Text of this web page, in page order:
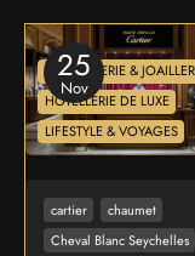
25
Nov
HORLOGERIE &
HÔTELLERIE DE LUXE
LIFESTYLE & VOYAGES
cartier
chaumet
Cheval Blanc Seychelles